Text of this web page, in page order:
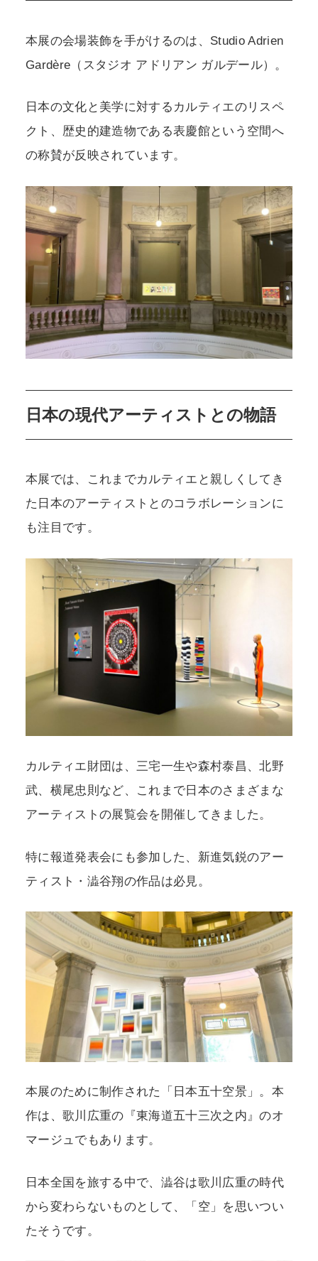
本展の会場装飾を手がけるのは、Studio Adrien
Gardère（スタジオ アドリアン ガルデール）。
日本の文化と美学に対するカルティエのリスペ
クト、歴史的建造物である表慶館という空間へ
の称賛が反映されています。
日本の現代アーティストとの物語
本展では、これまでカルティエと親しくしてき
た日本のアーティストとのコラボレーションに
も注目です。
カルティエ財団は、三宅一生や森村泰昌、北野
武、横尾忠則など、これまで日本のさまざまな
アーティストの展覧会を開催してきました。
特に報道発表会にも参加した、新進気鋭のアー
ティスト・澁谷翔の作品は必見。
本展のために制作された「日本五十空景」。本
作は、歌川広重の『東海道五十三次之内』のオ
マージュでもあります。
日本全国を旅する中で、澁谷は歌川広重の時代
から変わらないものとして、「空」を思いつい
たそうです。